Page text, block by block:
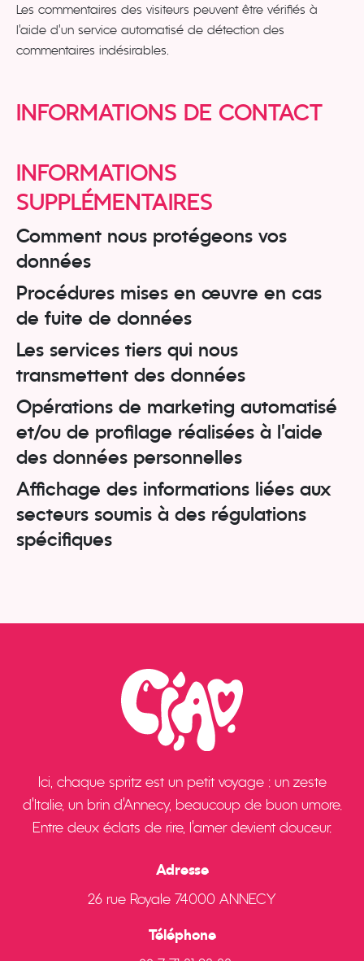
Les commentaires des visiteurs peuvent être vérifiés à
l’aide d’un service automatisé de détection des
commentaires indésirables.
INFORMATIONS DE CONTACT
INFORMATIONS
SUPPLÉMENTAIRES
Comment nous protégeons vos
données
Procédures mises en œuvre en cas
de fuite de données
Les services tiers qui nous
transmettent des données
Opérations de marketing automatisé
et/ou de profilage réalisées à l’aide
des données personnelles
Affichage des informations liées aux
secteurs soumis à des régulations
spécifiques
Ici, chaque spritz est un petit voyage : un zeste
d’Italie, un brin d’Annecy, beaucoup de buon umore.
Entre deux éclats de rire, l’amer devient douceur.
Adresse
26 rue Royale 74000 ANNECY
Téléphone